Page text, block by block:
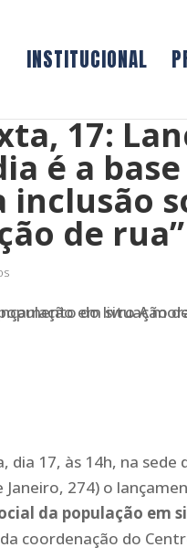
INSTITUCIONAL
17:
é a
inclusão
de rua”
17, às 14h, na
Janeiro, 274) o
da população em
coordenação do